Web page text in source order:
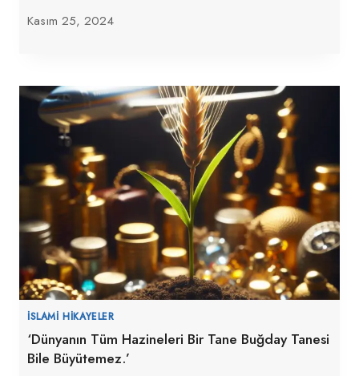
Kasım 25, 2024
İSLAMI HIKAYELER
‘Dünyanın Tüm Hazineleri Bir Tane Buğday Tanesi
Bile Büyütemez.’